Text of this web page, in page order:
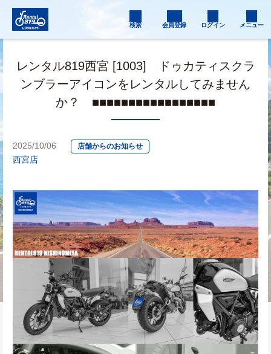
検索 会員登録 ログイン メニュー
レンタル819西宮 [1003] ドゥカティスクラ
ンブラーアイコンをレンタルしてみません
か？ ■■■■■■■■■■■■■■■■■
2025/10/06 店舗からのお知らせ
西宮店